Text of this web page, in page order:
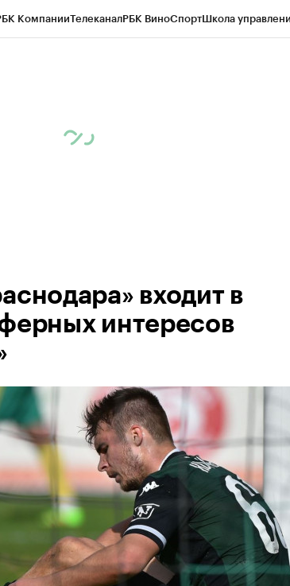
КомпанииТелеканалРБК ВиноСпортШкола
входит в
интересов